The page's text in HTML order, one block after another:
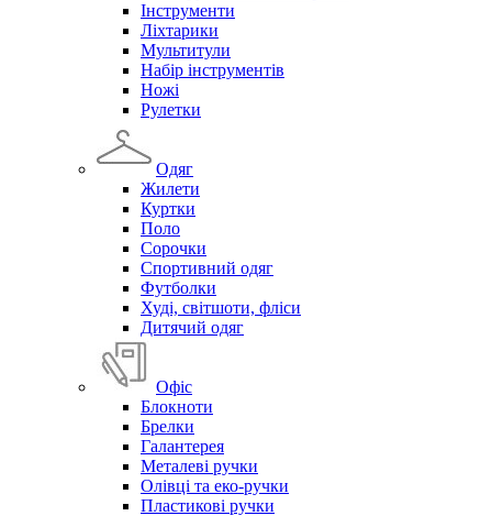
Інструменти
Ліхтарики
Мультитули
Набір інструментів
Ножі
Рулетки
Одяг
Жилети
Куртки
Поло
Сорочки
Спортивний одяг
Футболки
Худі, світшоти, фліси
Дитячий одяг
Офіс
Блокноти
Брелки
Галантерея
Металеві ручки
Олівці та еко-ручки
Пластикові ручки